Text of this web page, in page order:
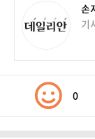
손
기
0